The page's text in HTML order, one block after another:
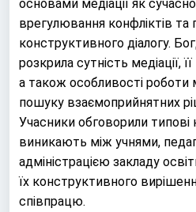
основами медіації як
врегулювання конфліктів та
конструктивного діалогу.
розкрила сутність медіації,
а також особливості роботи
пошуку взаємоприйнятних
Учасники обговорили типові
виникають між учнями,
адміністрацією закладу
їх конструктивного
співпрацю.